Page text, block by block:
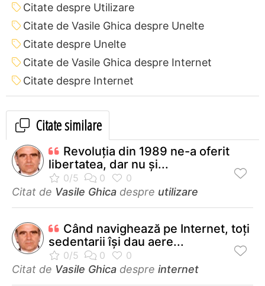
Citate despre Utilizare
Citate de Vasile Ghica despre Unelte
Citate despre Unelte
Citate de Vasile Ghica despre Internet
Citate despre Internet
Citate similare
Revoluţia din 1989 ne-a oferit
libertatea, dar nu şi...
Citat de Vasile Ghica despre utilizare
Când navighează pe Internet, toţi
sedentarii îşi dau aere...
Citat de Vasile Ghica despre internet